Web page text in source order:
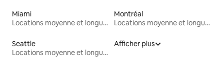
Miami
Locations moyenne et longue durée
Montréal
Locations moyenne et longue durée
Seattle
Locations moyenne et longue durée
Afficher plus